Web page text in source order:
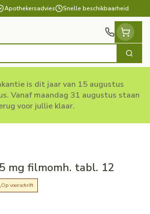
Apothekersadvies Snelle beschikbaarheid
Zoek
is dit jaar van 15 augustus
Vanaf maandag 31 augustus staan
voor jullie klaar.
mg filmomh. tabl. 12
Op voorschrift